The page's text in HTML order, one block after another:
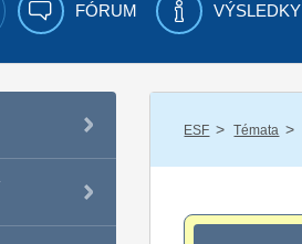
FÓRUM VÝSLEDKY
ESF / Témata /